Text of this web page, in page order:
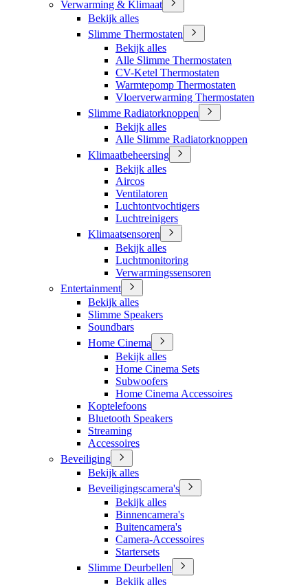
Verwarming & Klimaat
Bekijk alles
Slimme Thermostaten
Bekijk alles
Alle Slimme Thermostaten
CV-Ketel Thermostaten
Warmtepomp Thermostaten
Vloerverwarming Thermostaten
Slimme Radiatorknoppen
Bekijk alles
Alle Slimme Radiatorknoppen
Klimaatbeheersing
Bekijk alles
Aircos
Ventilatoren
Luchtontvochtigers
Luchtreinigers
Klimaatsensoren
Bekijk alles
Luchtmonitoring
Verwarmingssensoren
Entertainment
Bekijk alles
Slimme Speakers
Soundbars
Home Cinema
Bekijk alles
Home Cinema Sets
Subwoofers
Home Cinema Accessoires
Koptelefoons
Bluetooth Speakers
Streaming
Accessoires
Beveiliging
Bekijk alles
Beveiligingscamera's
Bekijk alles
Binnencamera's
Buitencamera's
Camera-Accessoires
Startersets
Slimme Deurbellen
Bekijk alles